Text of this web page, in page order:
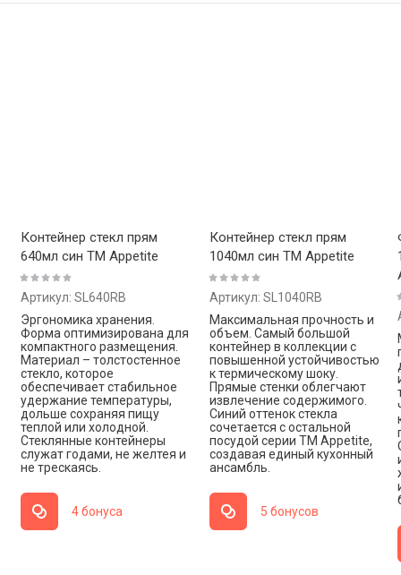
Контейнер стекл прям
640мл син ТМ Appetite
Артикул: SL640RB
Эргономика хранения.
Форма оптимизирована для
компактного размещения.
Материал – толстостенное
стекло, которое
обеспечивает стабильное
удержание температуры,
дольше сохраняя пищу
теплой или холодной.
Стеклянные контейнеры
служат годами, не желтея и
не трескаясь.
4 бонуса
Контейнер стекл прям
1040мл син ТМ Appetite
Артикул: SL1040RB
Максимальная прочность и
объем. Самый большой
контейнер в коллекции с
повышенной устойчивостью
к термическому шоку.
Прямые стенки облегчают
извлечение содержимого.
Синий оттенок стекла
сочетается с остальной
посудой серии ТМ Appetite,
создавая единый кухонный
ансамбль.
5 бонусов